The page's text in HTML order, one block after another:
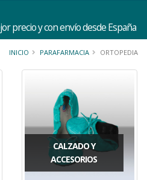
precio y con envío desde España
INICIO PARAFARMACIA ORTOPEDIA
CALZADO Y
ACCESORIOS